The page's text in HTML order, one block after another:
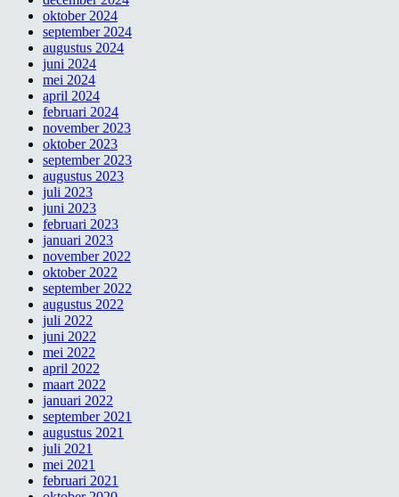
oktober 2024
september 2024
augustus 2024
juni 2024
mei 2024
april 2024
februari 2024
november 2023
oktober 2023
september 2023
augustus 2023
juli 2023
juni 2023
februari 2023
januari 2023
november 2022
oktober 2022
september 2022
augustus 2022
juli 2022
juni 2022
mei 2022
april 2022
maart 2022
januari 2022
september 2021
augustus 2021
juli 2021
mei 2021
februari 2021